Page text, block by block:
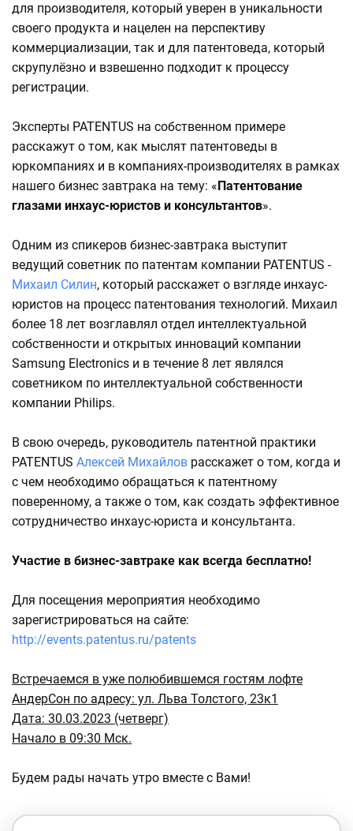
для производителя, который уверен в уникальности
своего продукта и нацелен на перспективу
коммерциализации, так и для патентоведа, который
скрупулёзно и взвешенно подходит к процессу
регистрации.
Эксперты PATENTUS на собственном примере
расскажут о том, как мыслят патентоведы в
юркомпаниях и в компаниях-производителях в рамках
нашего бизнес завтрака на тему: « Патентование
глазами инхаус-юристов и консультантов».
Одним из спикеров бизнес-завтрака выступит
ведущий советник по патентам компании PATENTUS -
Михаил Силин, который расскажет о взгляде инхаус-
юристов на процесс патентования технологий. Михаил
более 18 лет возглавлял отдел интеллектуальной
собственности и открытых инноваций компании
Samsung Electronics и в течение 8 лет являлся
советником по интеллектуальной собственности
компании Philips.
В свою очередь, руководитель патентной практики
PATENTUS Алексей Михайлов расскажет о том, когда и
с чем необходимо обращаться к патентному
поверенному, а также о том, как создать эффективное
сотрудничество инхаус-юриста и консультанта.
Участие в бизнес-завтраке как всегда бесплатно!
Для посещения мероприятия необходимо
зарегистрироваться на сайте:
http://events.patentus.ru/patents
Встречаемся в уже полюбившемся гостям лофте
АндерСон по адресу: ул. Льва Толстого, 23к1
Дата: 30.03.2023 (четверг)
Начало в 09:30 Мск.
Будем рады начать утро вместе с Вами!